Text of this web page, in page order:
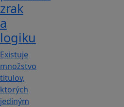
zrak
a
logiku
Existuje
množstvo
titulov,
ktorých
jediným